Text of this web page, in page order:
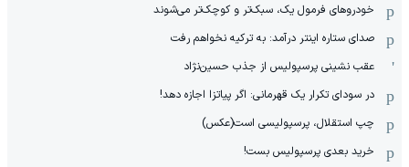
خودروهای فرمول یک، سبک‌تر و کوچک‌تر می‌شوند
صدای ستاره اینتر درآمد: به ترکیه نخواهم رفت
عقب نشینی پرسپولیس از جذب حسین‌نژاد
در سودای تکرار یک قهرمانی: اگر پیاتزا اجازه دهد!
چپ استقلال، پرسپولیسی است(عکس)
خرید بعدی پرسپولیس بست!